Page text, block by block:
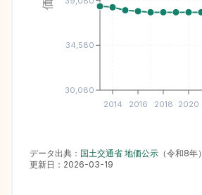
2014 2016 2018 2020
30,080
34,580
データ出典： 国土交通省 地価公示 （令和8年）
更新日： 2026-03-19